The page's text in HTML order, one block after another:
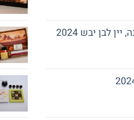
לבן יבש 2024